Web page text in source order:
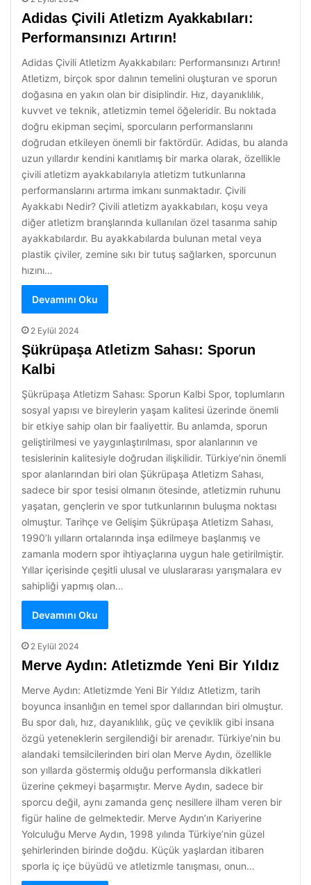
Adidas Çivili Atletizm Ayakkabıları:
Performansınızı Artırın!
Adidas Çivili Atletizm Ayakkabıları: Performansınızı Artırın!
Atletizm, birçok spor dalının temelini oluşturan ve sporun
doğasına en yakın olan bir disiplindir. Hız, dayanıklılık,
kuvvet ve teknik, atletizmin temel öğeleridir. Bu noktada
doğru ekipman seçimi, sporcuların performanslarını
doğrudan etkileyen önemli bir faktördür. Adidas, bu alanda
uzun yıllardır kendini kanıtlamış bir marka olarak, özellikle
çivili atletizm ayakkabılarıyla atletizm tutkunlarına
performanslarını artırma imkanı sunmaktadır. Çivili
Ayakkabı Nedir? Çivili atletizm ayakkabıları, koşu veya
diğer atletizm branşlarında kullanılan özel tasarıma sahip
ayakkabılardır. Bu ayakkabılarda bulunan metal veya
plastik çiviler, zemine sıkı bir tutuş sağlarken, sporcunun
hızını…
Devamını Oku
2 Eylül 2024
Şükrüpaşa Atletizm Sahası: Sporun
Kalbi
Şükrüpaşa Atletizm Sahası: Sporun Kalbi Spor, toplumların
sosyal yapısı ve bireylerin yaşam kalitesi üzerinde önemli
bir etkiye sahip olan bir faaliyettir. Bu anlamda, sporun
geliştirilmesi ve yaygınlaştırılması, spor alanlarının ve
tesislerinin kalitesiyle doğrudan ilişkilidir. Türkiye’nin önemli
spor alanlarından biri olan Şükrüpaşa Atletizm Sahası,
sadece bir spor tesisi olmanın ötesinde, atletizmin ruhunu
yaşatan, gençlerin ve spor tutkunlarının buluşma noktası
olmuştur. Tarihçe ve Gelişim Şükrüpaşa Atletizm Sahası,
1990’lı yılların ortalarında inşa edilmeye başlanmış ve
zamanla modern spor ihtiyaçlarına uygun hale getirilmiştir.
Yıllar içerisinde çeşitli ulusal ve uluslararası yarışmalara ev
sahipliği yapmış olan…
Devamını Oku
2 Eylül 2024
Merve Aydın: Atletizmde Yeni Bir Yıldız
Merve Aydın: Atletizmde Yeni Bir Yıldız Atletizm, tarih
boyunca insanlığın en temel spor dallarından biri olmuştur.
Bu spor dalı, hız, dayanıklılık, güç ve çeviklik gibi insana
özgü yeteneklerin sergilendiği bir arenadır. Türkiye’nin bu
alandaki temsilcilerinden biri olan Merve Aydın, özellikle
son yıllarda göstermiş olduğu performansla dikkatleri
üzerine çekmeyi başarmıştır. Merve Aydın, sadece bir
sporcu değil, aynı zamanda genç nesillere ilham veren bir
figür haline de gelmektedir. Merve Aydın’ın Kariyerine
Yolculuğu Merve Aydın, 1998 yılında Türkiye’nin güzel
şehirlerinden birinde doğdu. Küçük yaşlardan itibaren
sporla iç içe büyüdü ve atletizmle tanışması, onun…